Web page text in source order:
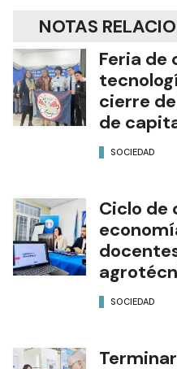
NOTAS
Feria de
cierre
de
SOCIEDAD
Ciclo de
SOCIEDAD